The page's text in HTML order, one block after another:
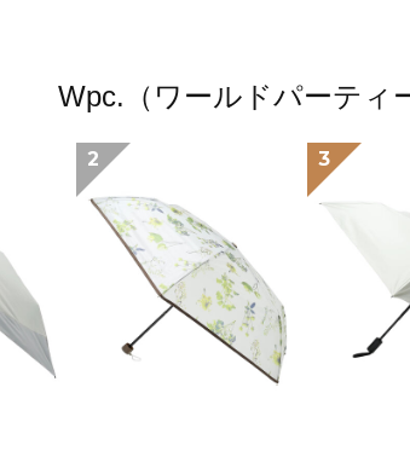
Wpc.（ワールドパーティ
2 3